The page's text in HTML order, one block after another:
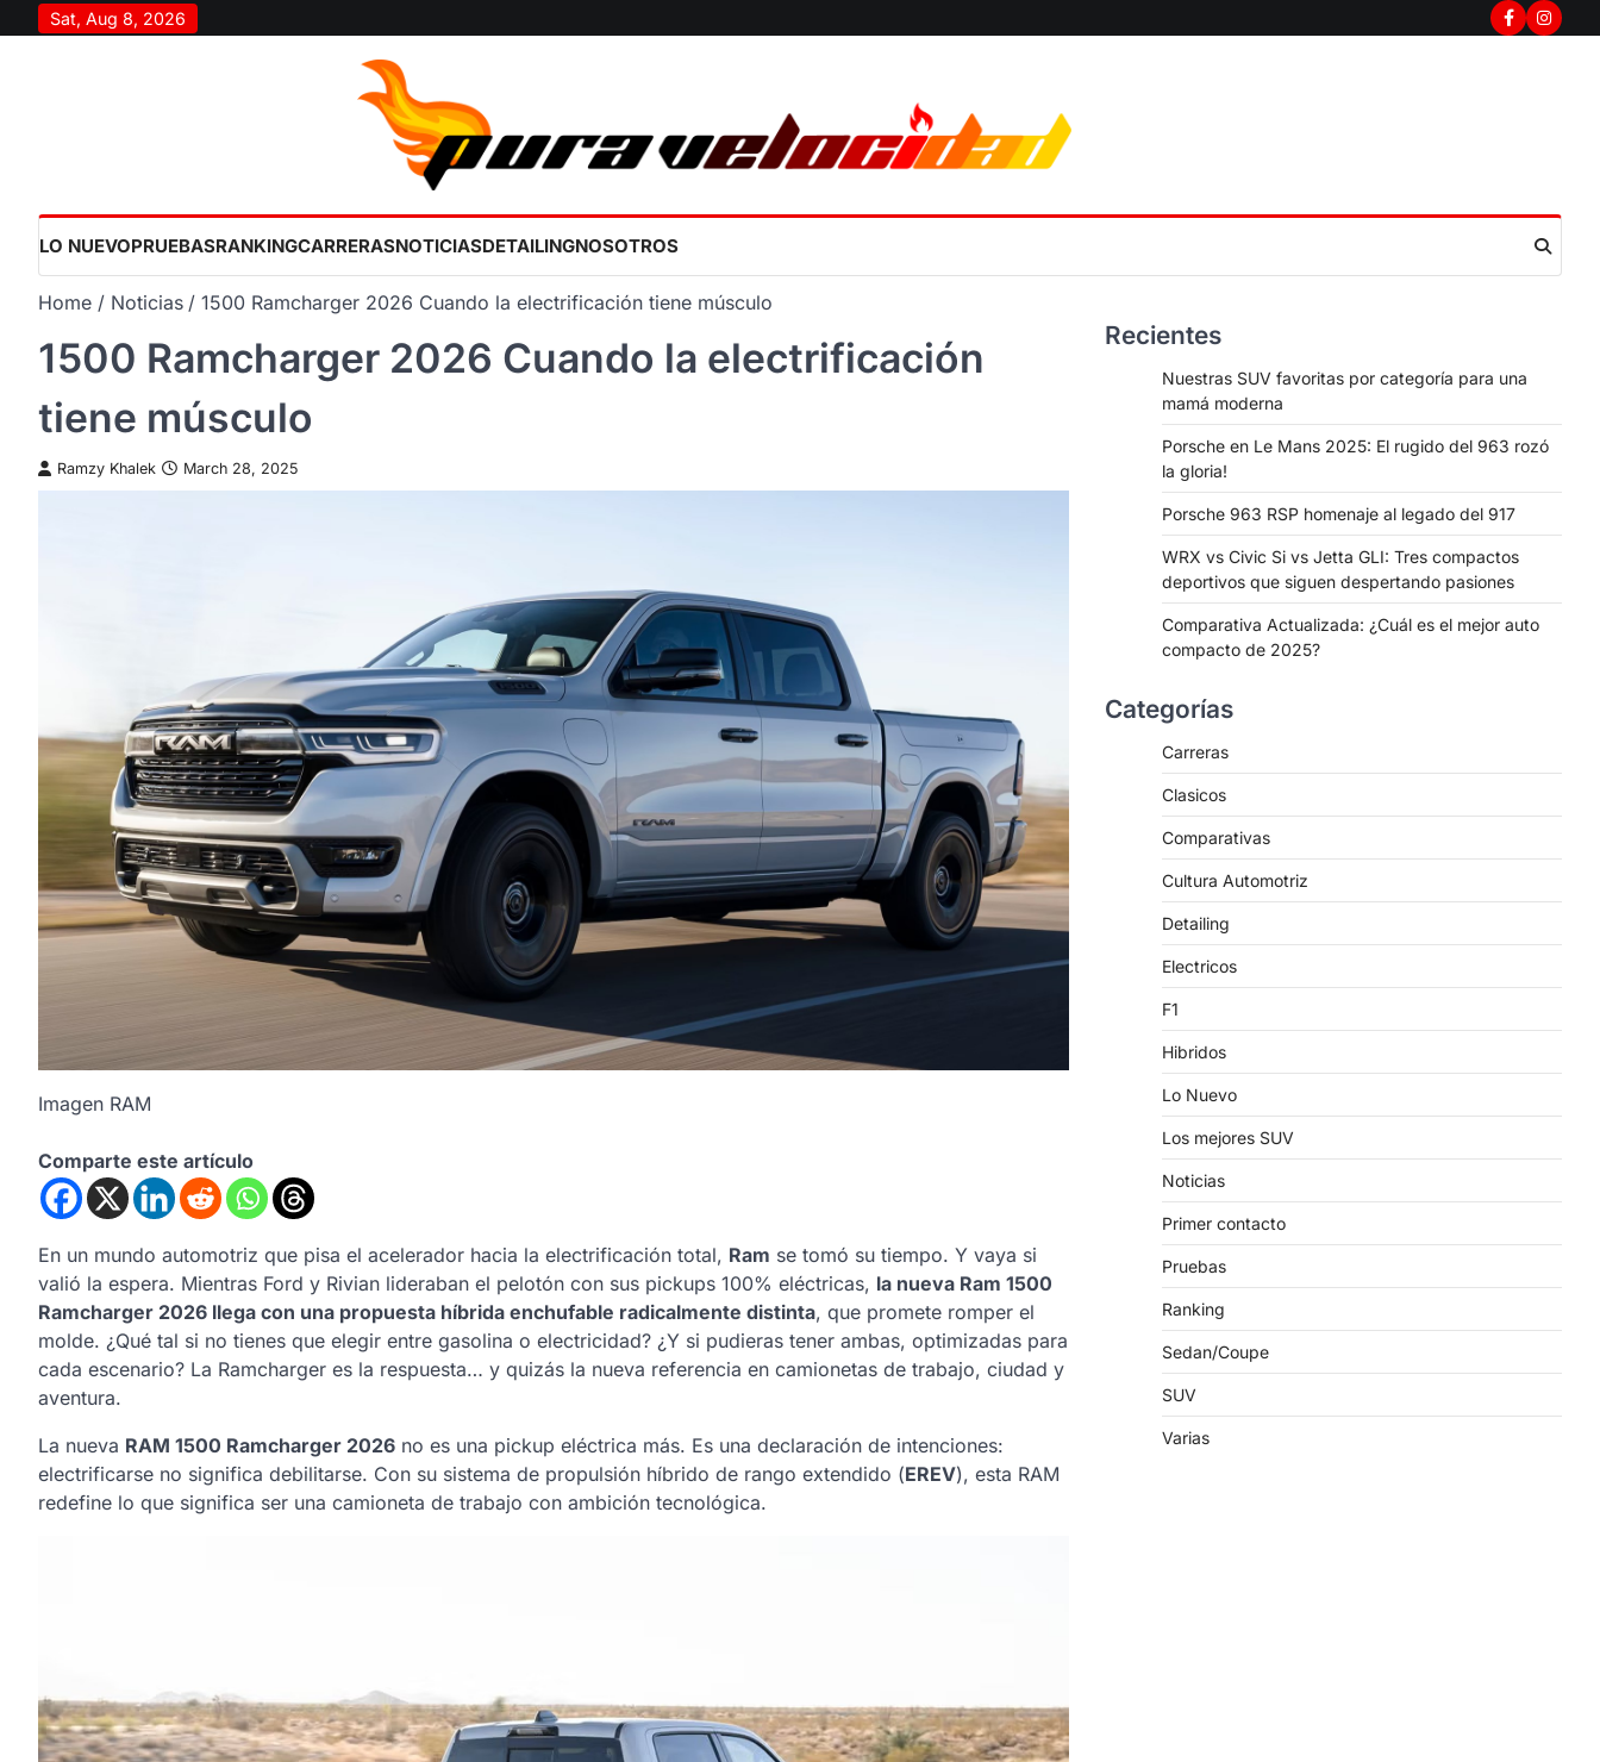
to
Sat, Aug 8, 2026
Facebook
LO NUEVOPRUEBASRANKINGCARRERASNOTICIASDETAILINGNOSOTROS
Home Noticias 1500 Ramcharger 2026 Cuando la electrificación tiene músculo
1500 Ramcharger 2026 Cuando la electrificación
tiene músculo
Ramzy Khalek March 28, 2025
Imagen RAM
Comparte este artículo
En un mundo automotriz que pisa el acelerador hacia la electrificación total, Ram se tomó su tiempo. Y vaya si
valió la espera. Mientras Ford y Rivian lideraban el pelotón con sus pickups 100% eléctricas, la nueva Ram 1500
Ramcharger 2026 llega con una propuesta híbrida enchufable radicalmente distinta, que promete romper el
molde. ¿Qué tal si no tienes que elegir entre gasolina o electricidad? ¿Y si pudieras tener ambas, optimizadas para
cada escenario? La Ramcharger es la respuesta… y quizás la nueva referencia en camionetas de trabajo, ciudad y
aventura.
La nueva RAM 1500 Ramcharger 2026 no es una pickup eléctrica más. Es una declaración de intenciones:
electrificarse no significa debilitarse. Con su sistema de propulsión híbrido de rango extendido (EREV), esta RAM
redefine lo que significa ser una camioneta de trabajo con ambición tecnológica.
Recientes
Nuestras SUV favoritas por categoría para una
mamá moderna
Porsche en Le Mans 2025: El rugido del 963 rozó
la gloria!
Porsche 963 RSP homenaje al legado del 917
WRX vs Civic Si vs Jetta GLI: Tres compactos
deportivos que siguen despertando pasiones
Comparativa Actualizada: ¿Cuál es el mejor auto
compacto de 2025?
Categorías
Carreras
Clasicos
Comparativas
Cultura Automotriz
Detailing
Electricos
F1
Hibridos
Lo Nuevo
Los mejores SUV
Noticias
Primer contacto
Pruebas
Ranking
Sedan/Coupe
SUV
Varias